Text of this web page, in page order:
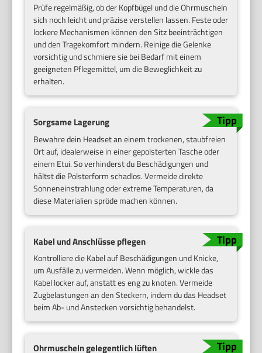
Prüfe regelmäßig, ob der Kopfbügel und die Ohrmuscheln
sich noch leicht und präzise verstellen lassen. Feste oder
lockere Mechanismen können den Sitz beeinträchtigen
und den Tragekomfort mindern. Reinige die Gelenke
vorsichtig und schmiere sie bei Bedarf mit einem
geeigneten Pflegemittel, um die Beweglichkeit zu
erhalten.
Sorgsame Lagerung
Bewahre dein Headset an einem trockenen, staubfreien
Ort auf, idealerweise in einer gepolsterten Tasche oder
einem Etui. So verhinderst du Beschädigungen und
hältst die Polsterform schadlos. Vermeide direkte
Sonneneinstrahlung oder extreme Temperaturen, da
diese Materialien spröde machen können.
Kabel und Anschlüsse pflegen
Kontrolliere die Kabel auf Beschädigungen und Knicke,
um Ausfälle zu vermeiden. Wenn möglich, wickle das
Kabel locker auf, anstatt es eng zu knoten. Vermeide
Zugbelastungen an den Steckern, indem du das Headset
beim Ab- und Anstecken vorsichtig behandelst.
Ohrmuscheln gelegentlich lüften